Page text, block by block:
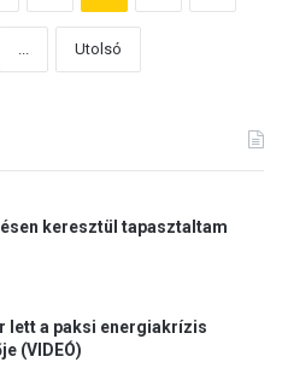
... Utolsó
keresztül tapasztaltam
lett a paksi energiakrízis
(VIDEÓ)